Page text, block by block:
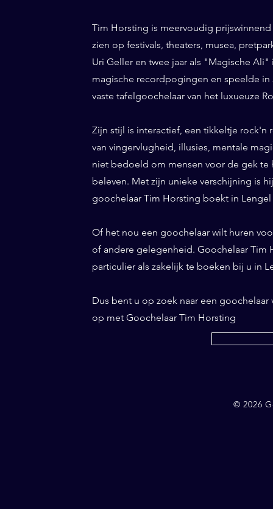
Tim Horsting is meervoudig
zien op festivals, theaters, musea,
Uri Geller en twee jaar als "Magische
magische recordpogingen en speelde in
vaste tafelgoochelaar van het luxueuze
Zijn stijl is interactief, een tikkeltje rock'n
van vingervlugheid, illusies, mentale
niet bedoeld om mensen voor de gek te
beleven. Met zijn unieke verschijning is
goochelaar Tim Horsting boekt in
Of het nou een goochelaar wilt huren
of andere gelegenheid. Goochelaar Tim
particulier als zakelijk te boeken bij u in
Dus bent u op zoek naar een
op met Goochelaar Tim Horsting
© 2026